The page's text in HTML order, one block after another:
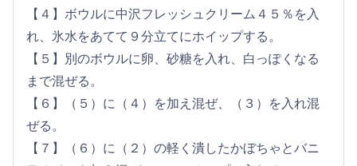
【４】ボウルに中沢フレッシュクリーム４５％を入
れ、氷水をあてて９分立てにホイップする。
【５】別のボウルに卵、砂糖を入れ、白っぽくなる
まで混ぜる。
【６】（５）に（４）を加え混ぜ、（３）を入れ混
ぜる。
【７】（６）に（２）の軽く潰したかぼちゃとバニ